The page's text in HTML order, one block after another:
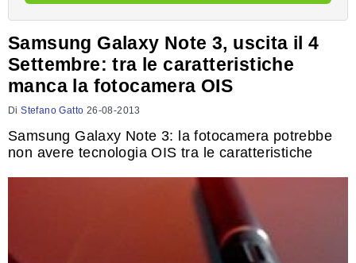
Samsung Galaxy Note 3, uscita il 4
Settembre: tra le caratteristiche
manca la fotocamera OIS
DiStefano Gatto 26-08-2013
Samsung Galaxy Note 3: la fotocamera potrebbe
non avere tecnologia OIS tra le caratteristiche